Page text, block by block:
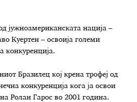
јужноамериканската нација –
Куертен – освоија големи
конкуренција.
Бразилец кој крена трофеј од
конкуренција кога ја освои
на Ролан Гарос во 2001 година.